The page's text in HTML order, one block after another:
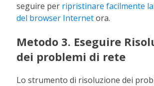
seguire per ripristinare facilmente
del browser Internetora.
Metodo 3. Eseguire
dei problemi di rete
Lo strumento di risoluzione dei